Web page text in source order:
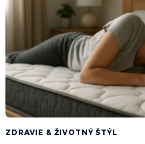
ZDRAVIE & ŽIVOTNÝ ŠTÝL